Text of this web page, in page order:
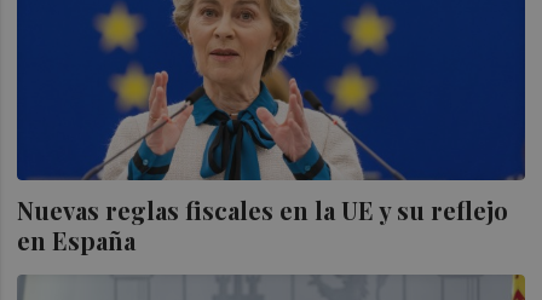
Nuevas reglas fiscales en la UE y su reflejo
en España